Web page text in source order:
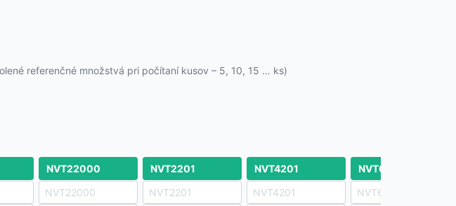
referenčné množstvá pri počítaní kusov – 5, 10, 15 … ks)
NVT22000 NVT2201 NVT4201
NVT6201
NVT22000 NVT2201 NVT4201
NVT6201